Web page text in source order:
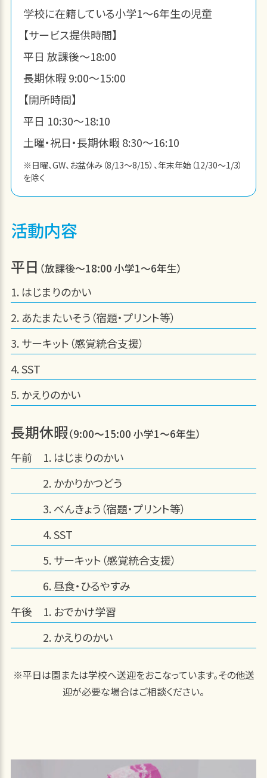
学校に在籍している小学1～6年生の児童
【サービス提供時間】
平日 放課後～18:00
長期休暇 9:00～15:00
【開所時間】
平日 10:30～18:10
土曜・祝日・長期休暇 8:30～16:10
※日曜、GW、お盆休み（8/13～8/15）、年末年始（12/30～1/3）
を除く
活動内容
平日 （放課後～18:00 小学1～6年生）
はじまりのかい
あたまたいそう（宿題・プリント等）
サーキット（感覚統合支援）
SST
かえりのかい
長期休暇（9:00～15:00 小学1～6年生）
午前
はじまりのかい
かかりかつどう
べんきょう（宿題・プリント等）
SST
サーキット（感覚統合支援）
昼食・ひるやすみ
午後
おでかけ学習
かえりのかい
※平日は園または学校へ送迎をおこなっています。その他送
迎が必要な場合はご相談ください。